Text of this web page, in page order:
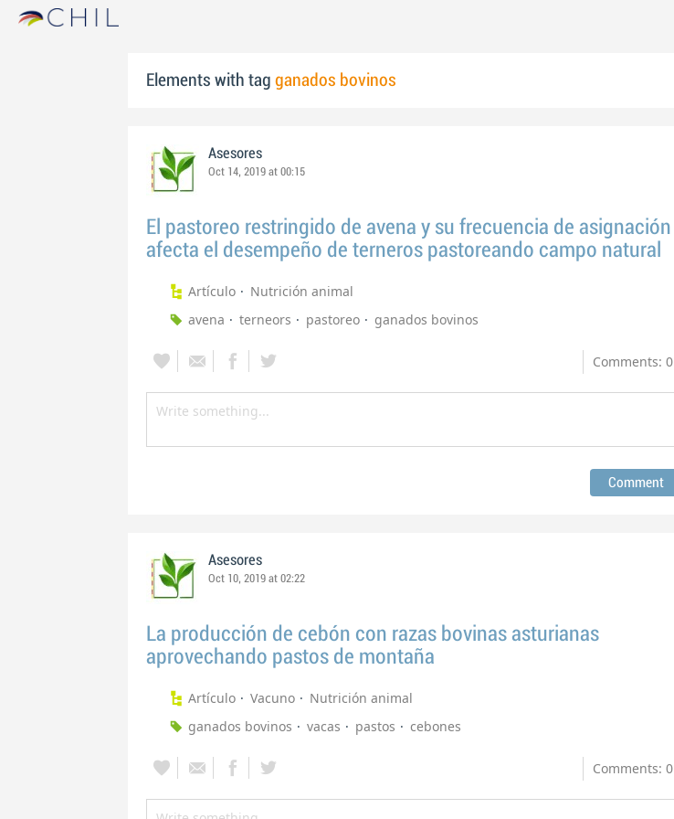
Elements with tag ganados bovinos
Asesores
Oct 14, 2019 at 00:15
El pastoreo restringido de avena y su frecuencia de asignación
afecta el desempeño de terneros pastoreando campo natural
Artículo
Nutrición animal
avena
terneors pastoreo ganados bovinos
Comments: 0
Asesores
Oct 10, 2019 at 02:22
La producción de cebón con razas bovinas asturianas
aprovechando pastos de montaña
Artículo Vacuno
Nutrición animal
ganados bovinos
vacas pastos cebones
Comments: 0